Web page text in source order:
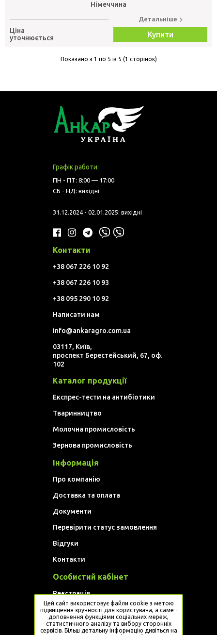
Німеччина
Ціна
уточнюється
Детальніше
Купити
Показано з 1 по 5 із 5 (1 сторінок)
Графік работи:
ПН - ПТ: 8:00 — 17:00
СБ - НД: вихідні
31.12.2024 - 02.01.2025: вихідні
Контакти
+38 067 226 10 92
+38 067 226 10 93
+38 095 290 10 92
Написати нам
info@ankaragro.com.ua
03117, Київ,
проспект Берестейський, 67, оф.
102
Каталог продукції
Експрес-тести на антибіотики
Тваринництво
Молочна промисловість
Зернова промисловість
Інформація
Про компанію
Доставка та оплата
Документи
Перевірити статус замовлення
Відгуки
Контакти
Особистий кабінет
Реєстрація
Увійти
Website developed by Artem Golovan
Цей сайт використовує файли cookie з метою
підвищення зручності для користувача, а саме -
доповнення функціями соціальних мереж,
статистичного аналізу та вибору сторонніх
сервісів. Більш детальну інформацію дивіться на